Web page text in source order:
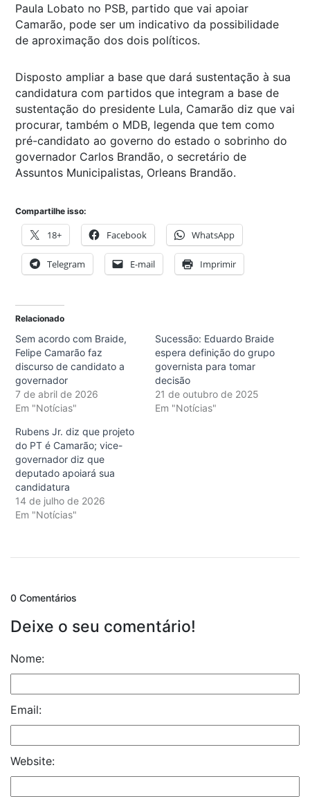
Paula Lobato no PSB, partido que vai apoiar
Camarão, pode ser um indicativo da possibilidade
de aproximação dos dois políticos.
Disposto ampliar a base que dará sustentação à sua
candidatura com partidos que integram a base de
sustentação do presidente Lula, Camarão diz que vai
procurar, também o MDB, legenda que tem como
pré-candidato ao governo do estado o sobrinho do
governador Carlos Brandão, o secretário de
Assuntos Municipalistas, Orleans Brandão.
Compartilhe isso:
18+ Facebook WhatsApp
Telegram E-mail Imprimir
Relacionado
Sem acordo com Braide,
Felipe Camarão faz
discurso de candidato a
governador
7 de abril de 2026
Em "Notícias"
Sucessão: Eduardo Braide
espera definição do grupo
governista para tomar
decisão
21 de outubro de 2025
Em "Notícias"
Rubens Jr. diz que projeto
do PT é Camarão; vice-
governador diz que
deputado apoiará sua
candidatura
14 de julho de 2026
Em "Notícias"
0 Comentários
Deixe o seu comentário!
Nome:
Email:
Website: